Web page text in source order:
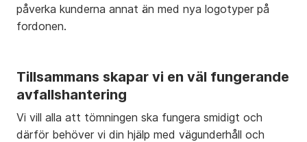
påverka kunderna annat än med nya logotyper på
fordonen.
Tillsammans skapar vi en väl fungerande
avfallshantering
Vi vill alla att tömningen ska fungera smidigt och
därför behöver vi din hjälp med vägunderhåll och